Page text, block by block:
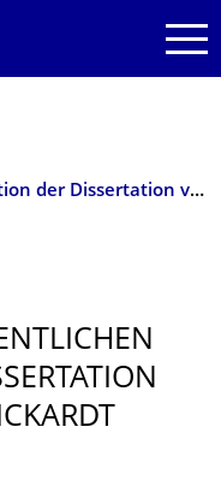
Einladung zur öffentlichen Disputation der Dissertation von Frau Maria Weickardt Soares